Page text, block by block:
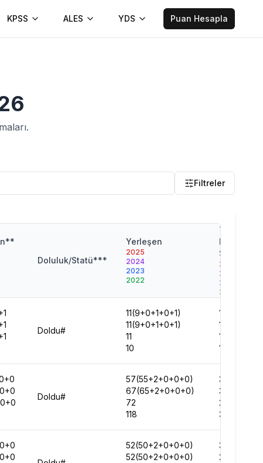
KPSS ALES YDS Puan Hesapla
Filtreler
Doluluk/Statü***
Yerleşen
2025
2024
2023
2022
Taban
Başarı
Sırası
2025
2024
2023
2022
Doldu#
11(9+0+1+0+1)
11(9+0+1+0+1)
11
10
15834
12900
12057
13251
Doldu#
57(55+2+0+0+0)
67(65+2+0+0+0)
72
118
33014
32334
29815
33310
52(50+2+0+0+0)
52(50+2+0+0+0)
35613
29883